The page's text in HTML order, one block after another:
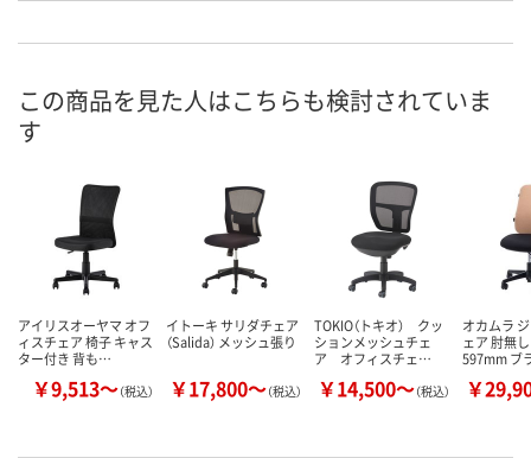
8月11日（火）
カゴへ カ
この商品を見た人はこちらも検討されていま
す
アイリスオーヤマ オフ
ィスチェア 椅子 キャス
ター付き 背も…
￥9,513～（税込）
イトーキ サリダチェア
（Salida） メッシュ張り
￥17,800～（税込）
TOKIO（トキオ） クッ
ションメッシュチェ
ア オフィスチェ…
￥14,500～（税込）
オカムラ
ェア 肘無
597mm ブ
￥